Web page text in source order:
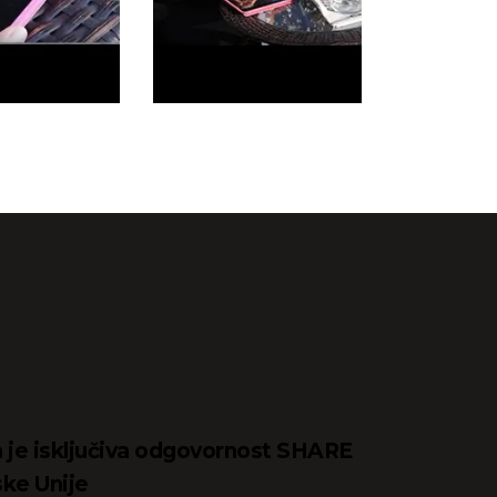
isključiva odgovornost SHARE
Unije